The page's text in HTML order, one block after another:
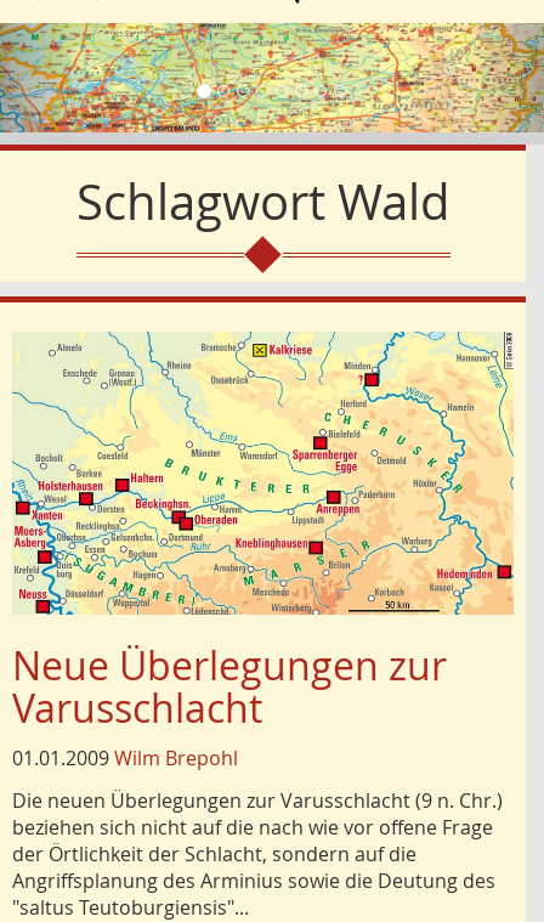
Vorherige
SchlagwortWald
Neue Überlegungen zur
Varusschlacht
01.01.2009Wilm Brepohl
Die neuen Überlegungen zur Varusschlacht (9 n. Chr.)
beziehen sich nicht auf die nach wie vor offene Frage
der Örtlichkeit der Schlacht, sondern auf die
Angriffsplanung des Arminius sowie die Deutung des
"saltus Teutoburgiensis"...